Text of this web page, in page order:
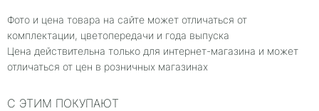
Фото и цена товара на сайте может отличаться от
комплектации, цветопередачи и года выпуска
Цена действительна только для интернет-магазина и может
отличаться от цен в розничных магазинах
С ЭТИМ ПОКУПАЮТ